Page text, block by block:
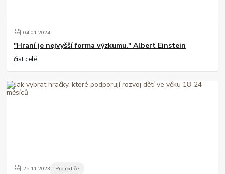
04.01.2024
"Hraní je nejvyšší forma výzkumu." Albert Einstein
číst celé
25.11.2023 Pro rodiče